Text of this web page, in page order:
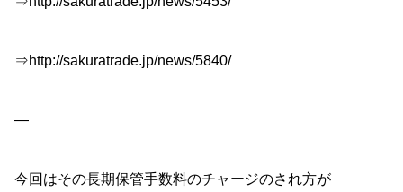
⇒http://sakuratrade.jp/news/5840/
—
今回はその長期保管手数料のチャージのされ方が